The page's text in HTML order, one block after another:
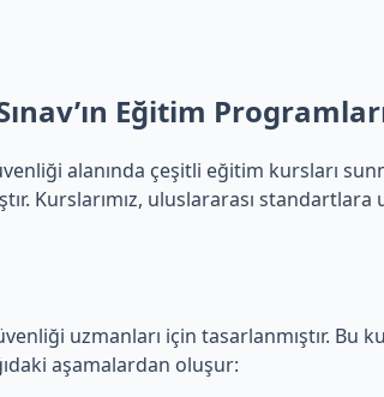
Eğitim
alanında çeşitli eğitim kursları
Kurslarımız, uluslararası
uzmanları için tasarlanmıştır. Bu
aşamalardan oluşur: